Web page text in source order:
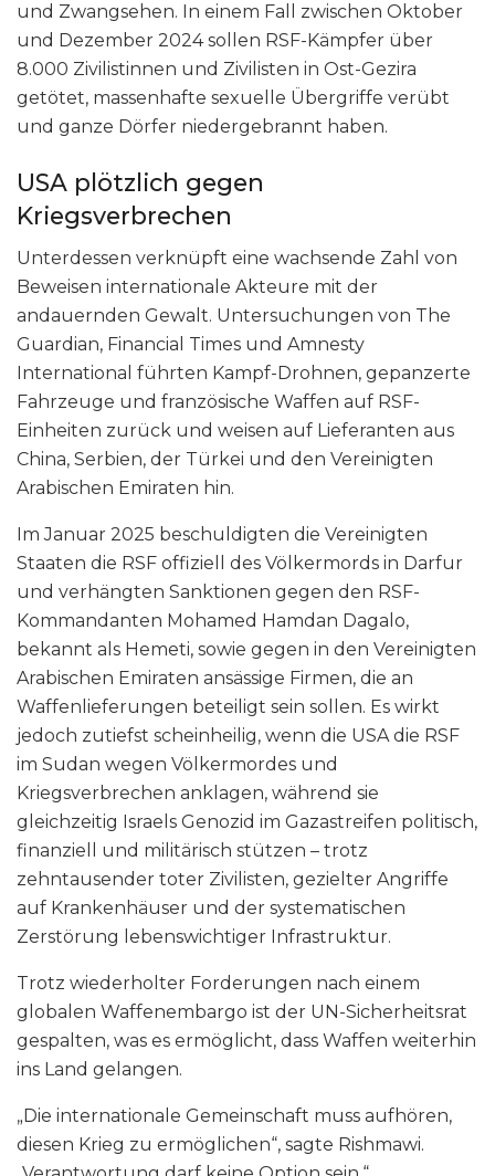
und Zwangsehen. In einem Fall zwischen Oktober
und Dezember 2024 sollen RSF-Kämpfer über
8.000 Zivilistinnen und Zivilisten in Ost-Gezira
getötet, massenhafte sexuelle Übergriffe verübt
und ganze Dörfer niedergebrannt haben.
USA plötzlich gegen
Kriegsverbrechen
Unterdessen verknüpft eine wachsende Zahl von
Beweisen internationale Akteure mit der
andauernden Gewalt. Untersuchungen von The
Guardian, Financial Times und Amnesty
International führten Kampf-Drohnen, gepanzerte
Fahrzeuge und französische Waffen auf RSF-
Einheiten zurück und weisen auf Lieferanten aus
China, Serbien, der Türkei und den Vereinigten
Arabischen Emiraten hin.
Im Januar 2025 beschuldigten die Vereinigten
Staaten die RSF offiziell des Völkermords in Darfur
und verhängten Sanktionen gegen den RSF-
Kommandanten Mohamed Hamdan Dagalo,
bekannt als Hemeti, sowie gegen in den Vereinigten
Arabischen Emiraten ansässige Firmen, die an
Waffenlieferungen beteiligt sein sollen. Es wirkt
jedoch zutiefst scheinheilig, wenn die USA die RSF
im Sudan wegen Völkermordes und
Kriegsverbrechen anklagen, während sie
gleichzeitig Israels Genozid im Gazastreifen politisch,
finanziell und militärisch stützen – trotz
zehntausender toter Zivilisten, gezielter Angriffe
auf Krankenhäuser und der systematischen
Zerstörung lebenswichtiger Infrastruktur.
Trotz wiederholter Forderungen nach einem
globalen Waffenembargo ist der UN-Sicherheitsrat
gespalten, was es ermöglicht, dass Waffen weiterhin
ins Land gelangen.
„Die internationale Gemeinschaft muss aufhören,
diesen Krieg zu ermöglichen“, sagte Rishmawi.